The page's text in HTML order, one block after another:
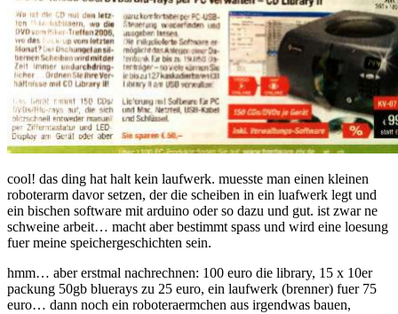
cool! das ding hat halt kein laufwerk. muesste man einen kleinen
roboterarm davor setzen, der die scheiben in ein luafwerk legt und
ein bischen software mit arduino oder so dazu und gut. ist zwar ne
schweine arbeit… macht aber bestimmt spass und wird eine loesung
fuer meine speichergeschichten sein.
hmm… aber erstmal nachrechnen: 100 euro die library, 15 x 10er
packung 50gb bluerays zu 25 euro, ein laufwerk (brenner) fuer 75
euro… dann noch ein roboteraermchen aus irgendwas bauen,